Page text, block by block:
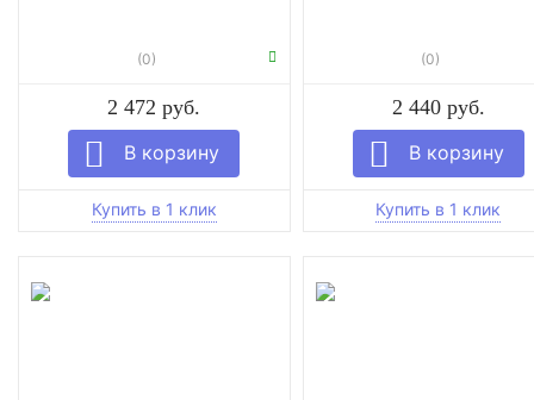
(0)
2 472 руб.
(0)
2 440 руб.